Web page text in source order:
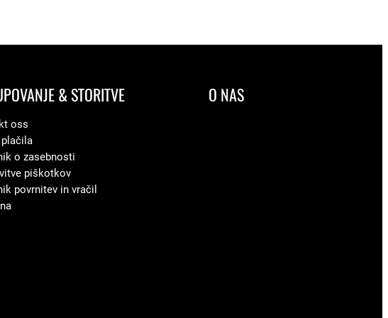
& STORITVE
oss
o zasebnosti
piškotkov
povrnitev in vračil
O NAS